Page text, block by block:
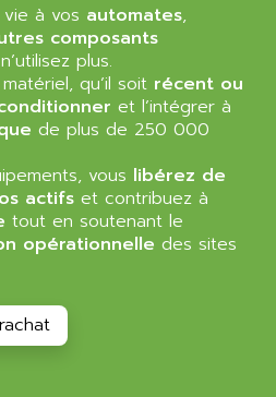
à vos automates,
composants
plus.
qu’il soit récent ou
et l’intégrer à
de plus de 250 000
vous libérez de
actifs et contribuez à
tout en soutenant le
opérationnelle des sites